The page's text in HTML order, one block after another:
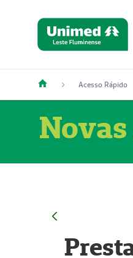
Acesso Rápido